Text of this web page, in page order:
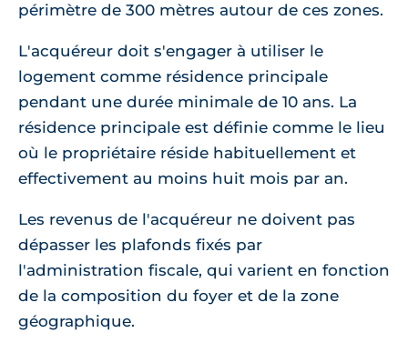
périmètre de 300 mètres autour de ces zones.
L'acquéreur doit s'engager à utiliser le
logement comme résidence principale
pendant une durée minimale de 10 ans. La
résidence principale est définie comme le lieu
où le propriétaire réside habituellement et
effectivement au moins huit mois par an.
Les revenus de l'acquéreur ne doivent pas
dépasser les plafonds fixés par
l'administration fiscale, qui varient en fonction
de la composition du foyer et de la zone
géographique.